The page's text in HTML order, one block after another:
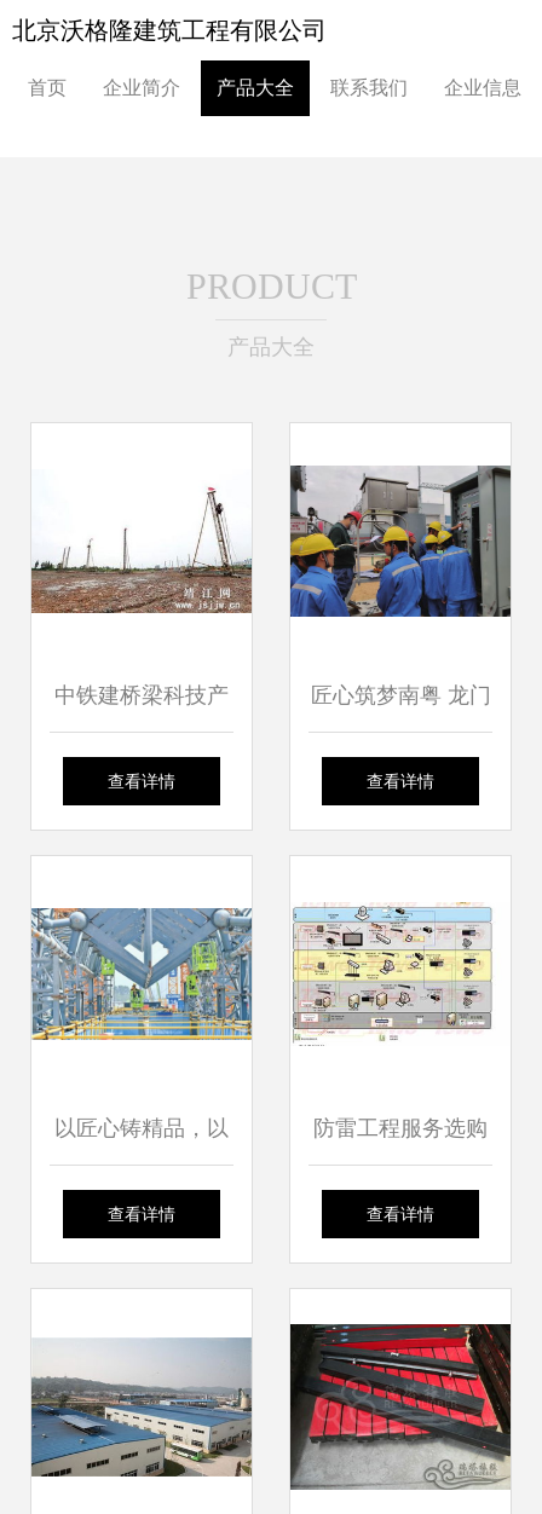
北京沃格隆建筑工程有限公司
首页 企业简介 产品大全 联系我们 企业信息
PRODUCT
产品大全
中铁建桥梁科技产
业园桩基施工建设
石，铸就高质量发
展新引擎
查看详情
匠心筑梦南粤 龙门
换流站建设运维团
动能
查看详情
以匠心铸精品，以
实干创未来——全
查看详情
防雷工程服务选购
指南 从需求识别到
查看详情